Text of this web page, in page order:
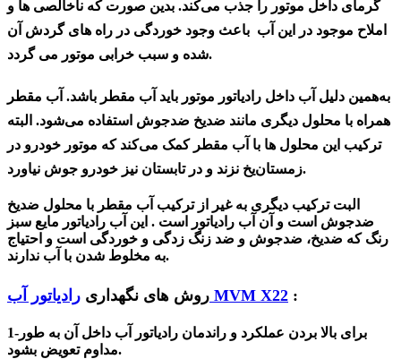
گرمای داخل موتور را جذب می‌کند. بدین صورت که ناخالصی ها و
املاح موجود در این آب باعث وجود خوردگی در راه های گردش آن
شده و سبب خرابی موتور می گردد.
به‌همین‌ دلیل آب داخل رادیاتور موتور باید آب مقطر باشد. آب مقطر
همراه با محلول دیگری مانند ضدیخ ضدجوش استفاده می‌شود. البته
ترکیب این محلول ها با آب مقطر کمک می‌کند که موتور خودرو در
زمستان‌یخ نزند و در تابستان‌ نیز خودرو جوش نیاورد.
البت ترکیب دیگری به غیر از ترکیب آب مقطر با محلول ضدیخ
ضدجوش است و آن آب رادیاتور است . این آب رادیاتور مایع سبز
رنگ که ضدیخ، ضدجوش و ضد زنگ زدگی و خوردگی است و احتیاج
به مخلوط شدن با آب ندارند.
روش های نگهداری رادیاتور آب MVM X22 :
1-برای بالا بردن عملکرد و راندمان رادیاتور آب داخل آن به طور
مداوم تعویض بشود.